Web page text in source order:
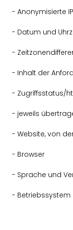
- Anonymisierte
- Datum und
-
- Inhalt der
- Zugriffsstatus/
- jeweils
- Website, von
- Browser
- Sprache und
-